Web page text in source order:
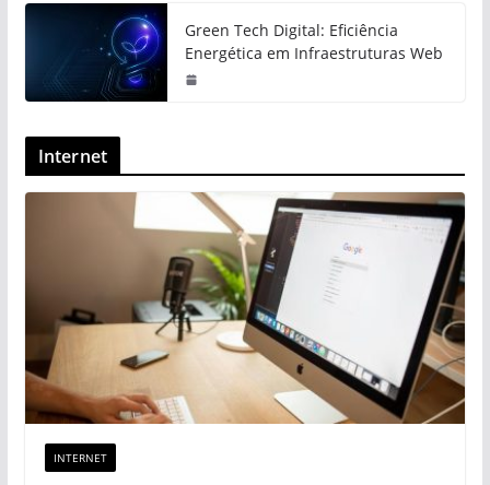
Green Tech Digital: Eficiência
Energética em Infraestruturas Web
Internet
INTERNET